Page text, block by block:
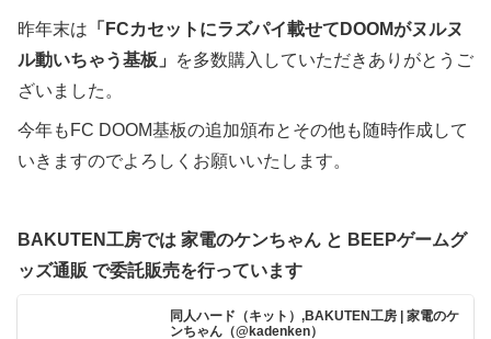
昨年末は 「FCカセットにラズパイ載せてDOOMがヌルヌ
ル動いちゃう基板」
を多数購入していただきありがとうご
ざいました。
今年もFC DOOM基板の追加頒布とその他も随時作成して
いきますのでよろしくお願いいたします。
BAKUTEN工房では 家電のケンちゃん と BEEPゲームグ
ッズ通販 で委託販売を行っています
同人ハード（キット）,BAKUTEN工房 | 家電のケ
ンちゃん（@kadenken）